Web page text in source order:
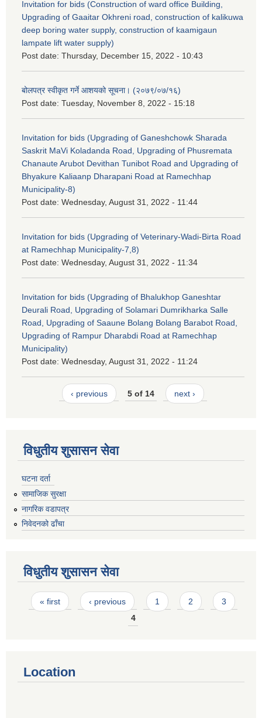
Invitation for bids (Construction of ward office Building,
Upgrading of Gaaitar Okhreni road, construction of kalikuwa
deep boring water supply, construction of kaamigaun
lampate lift water supply)
Post date: Thursday, December 15, 2022 - 10:43
बोलपत्र स्वीकृत गर्ने आशयको सूचना। (२०७९/०७/१६)
Post date: Tuesday, November 8, 2022 - 15:18
Invitation for bids (Upgrading of Ganeshchowk Sharada
Saskrit MaVi Koladanda Road, Upgrading of Phusremata
Chanaute Arubot Devithan Tunibot Road and Upgrading of
Bhyakure Kaliaanp Dharapani Road at Ramechhap
Municipality-8)
Post date: Wednesday, August 31, 2022 - 11:44
Invitation for bids (Upgrading of Veterinary-Wadi-Birta Road
at Ramechhap Municipality-7,8)
Post date: Wednesday, August 31, 2022 - 11:34
Invitation for bids (Upgrading of Bhalukhop Ganeshtar
Deurali Road, Upgrading of Solamari Dumrikharka Salle
Road, Upgrading of Saaune Bolang Bolang Barabot Road,
Upgrading of Rampur Dharabdi Road at Ramechhap
Municipality)
Post date: Wednesday, August 31, 2022 - 11:24
‹ previous 5 of 14 next ›
विधुतीय शुसासन सेवा
घटना दर्ता
सामाजिक सुरक्षा
नागरिक वडापत्र
निवेदनको ढाँचा
विधुतीय शुसासन सेवा
Pages
« first ‹ previous 1 2
3
4
Location